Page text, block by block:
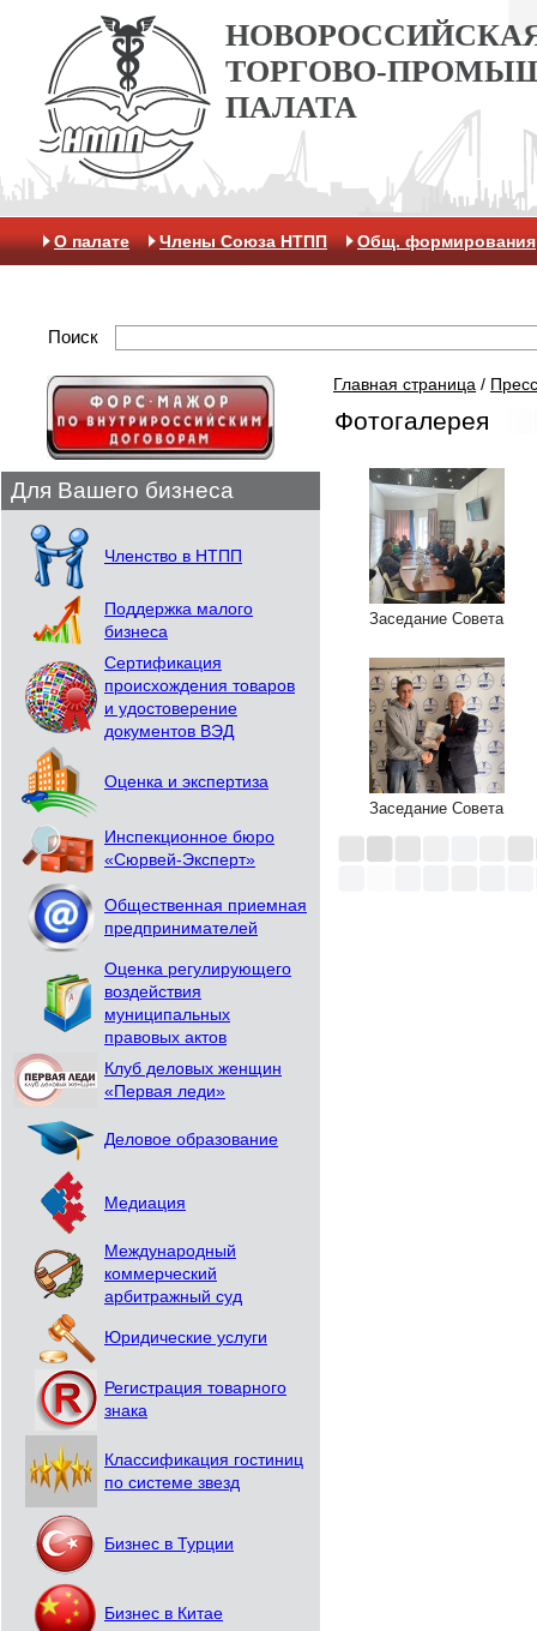
ТОРГОВО-
ПАЛАТА
О палате Члены Союза НТПП Общ. формирования
Поиск
Для Вашего бизнеса
Членство в НТПП
Поддержка малого
бизнеса
Сертификация
происхождения товаров
и удостоверение
документов ВЭД
Оценка и экспертиза
Инспекционное бюро
«Сюрвей-Эксперт»
Общественная приемная
предпринимателей
Оценка регулирующего
воздействия
муниципальных
правовых актов
Клуб деловых женщин
«Первая леди»
Деловое образование
Медиация
Международный
коммерческий
арбитражный суд
Юридические услуги
Регистрация товарного
знака
Классификация гостиниц
по системе звезд
Бизнес в Турции
Бизнес в Китае
Главная страница /
Фотогалерея
Заседание Совета
Заседание Совета